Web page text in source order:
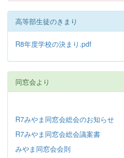
高等部生徒のきまり
R8年度学校の決まり.pdf
同窓会より
R7みやま同窓会総会のお知らせ
R7みやま同窓会総会議案書
みやま同窓会会則